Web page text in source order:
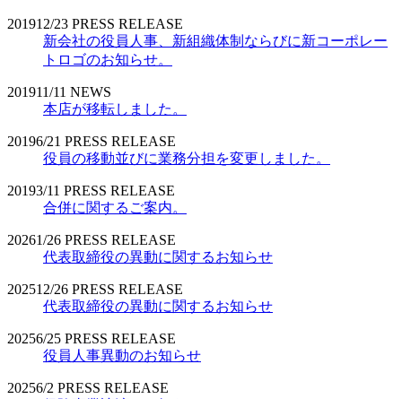
201912/23 PRESS RELEASE
新会社の役員人事、新組織体制ならびに新コーポレー
トロゴのお知らせ。
201911/11 NEWS
本店が移転しました。
20196/21 PRESS RELEASE
役員の移動並びに業務分担を変更しました。
20193/11 PRESS RELEASE
合併に関するご案内。
20261/26 PRESS RELEASE
代表取締役の異動に関するお知らせ
202512/26 PRESS RELEASE
代表取締役の異動に関するお知らせ
20256/25 PRESS RELEASE
役員人事異動のお知らせ
20256/2 PRESS RELEASE